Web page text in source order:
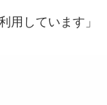
用しています」